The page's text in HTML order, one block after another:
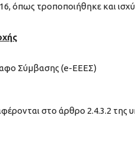
όπως τροποποιήθηκε και
Σύμβασης (e-ΕΕΕΣ)
στο άρθρο 2.4.3.2 της